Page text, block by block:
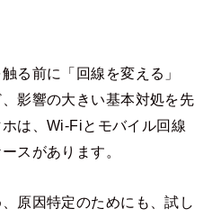
る前に「回線を変える」
、影響の大きい基本対処を先
は、Wi-Fiとモバイル回線
スがあります。
原因特定のためにも、試し